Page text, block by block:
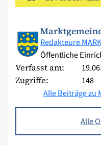
Redakteure
Öffentliche
Verfasst am:
Zugriffe:
148
Alle Beiträge zu
Alle